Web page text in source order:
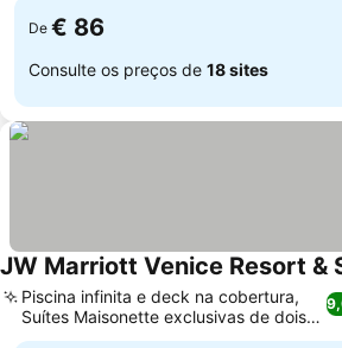
De € 86
Consulte os preços de 18 sites
JW Marriott Venice Resort &
Piscina infinita e deck na cobertura,
Suítes Maisonette exclusivas de dois
andares